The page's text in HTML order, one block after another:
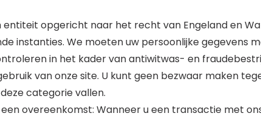
opgericht naar het recht van Engeland en
instanties. We moeten uw persoonlijke gegevens
in het kader van antiwitwas- en
van onze site. U kunt geen bezwaar maken
categorie vallen.
overeenkomst: Wanneer u een transactie met